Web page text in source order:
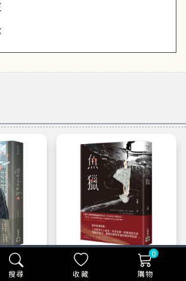
搜尋 收藏
0
購物
高寶小
鑑書展
折扣
【2本7折】高寶小說
系列全圖鑑書展